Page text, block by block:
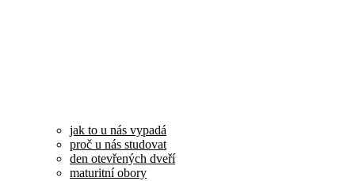
jak to u nás vypadá
proč u nás studovat
den otevřených dveří
maturitní obory